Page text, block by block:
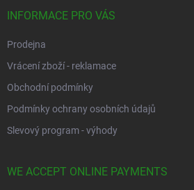
INFORMACE PRO VÁS
Prodejna
Vrácení zboží - reklamace
Obchodní podmínky
Podmínky ochrany osobních údajů
Slevový program - výhody
WE ACCEPT ONLINE PAYMENTS